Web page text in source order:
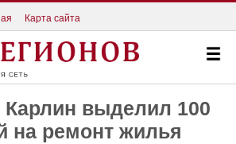
Карта сайта
Карлин выделил 100
на ремонт жилья